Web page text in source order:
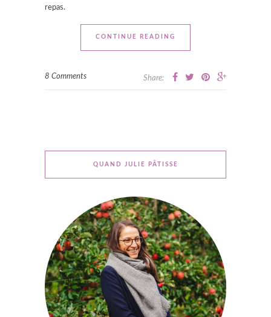
repas.
CONTINUE READING
8 Comments Share:
QUAND JULIE PÂTISSE